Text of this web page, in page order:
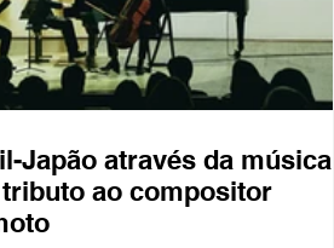
Japão através da música
ao compositor